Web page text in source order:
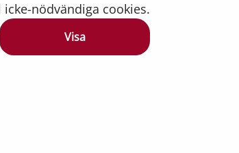
nödvändiga cookies.
Visa